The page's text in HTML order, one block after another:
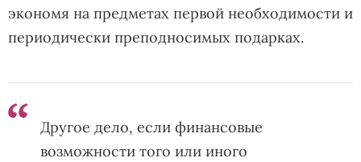
экономя на предметах первой необходимости и
периодически преподносимых подарках.
Другое дело, если финансовые
возможности того или иного